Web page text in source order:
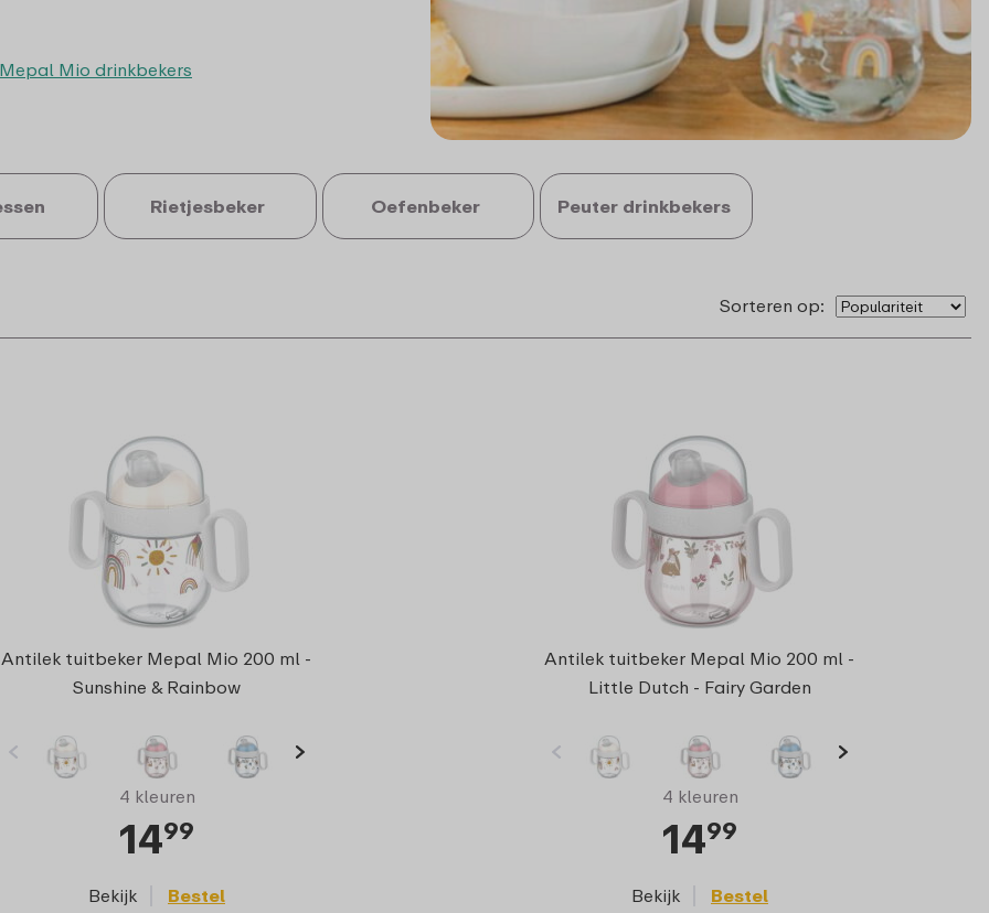
Mio drinkbekers
Rietjesbeker Oefenbeker Peuter drinkbekers
Sorteren op:
Antilek tuitbeker Mepal Mio 200 ml -
Sunshine & Rainbow
4 kleuren
1499
Bekijk Bestel
Antilek tuitbeker Mepal Mio 200 ml -
Little Dutch - Fairy Garden
4 kleuren
1499
Bekijk Bestel